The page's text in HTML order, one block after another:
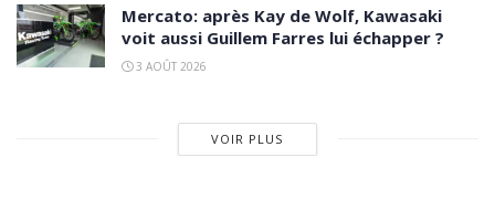
Mercato: après Kay de Wolf, Kawasaki
voit aussi Guillem Farres lui échapper ?
3 AOÛT 2026
VOIR PLUS